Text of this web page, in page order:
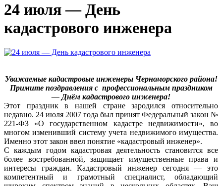
24 июля — День
кадастрового инженера
Уважаемые кадастровые инженеры Черноморского района!
Примите поздравления с профессиональным праздником
— Днём кадастрового инженера!
Этот праздник в нашей стране зародился относительно
недавно. 24 июля 2007 года был принят Федеральный закон №
221-ФЗ «О государственном кадастре недвижимости», во
многом изменивший систему учета недвижимого имущества.
Именно этот закон ввел понятие «кадастровый инженер».
С каждым годом кадастровая деятельность становится все
более востребованной, защищает имущественные права и
интересы граждан. Кадастровый инженер сегодня — это
компетентный и грамотный специалист, обладающий